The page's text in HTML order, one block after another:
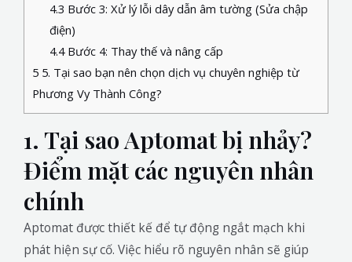
4.3 Bước 3: Xử lý lỗi dây dẫn âm tường (Sửa chập
điện)
4.4Bước 4: Thay thế và nâng cấp
5 5. Tại sao bạn nên chọn dịch vụ chuyên nghiệp từ
Phương Vy Thành Công?
1. Tại sao Aptomat bị nhảy?
Điểm mặt các nguyên nhân
chính
Aptomat được thiết kế để tự động ngắt mạch khi
phát hiện sự cố. Việc hiểu rõ nguyên nhân sẽ giúp